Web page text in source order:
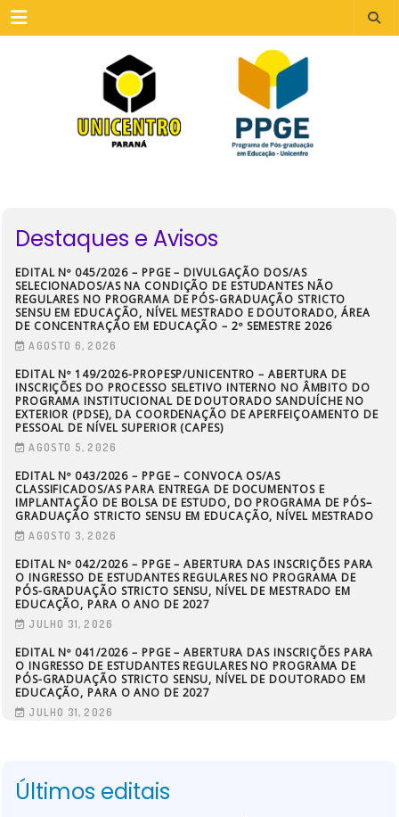
Menu
Destaques e Avisos
EDITAL Nº 045/2026 – PPGE – DIVULGAÇÃO DOS/AS
SELECIONADOS/AS NA CONDIÇÃO DE ESTUDANTES NÃO
REGULARES NO PROGRAMA DE PÓS-GRADUAÇÃO STRICTO
SENSU EM EDUCAÇÃO, NÍVEL MESTRADO E DOUTORADO, ÁREA
DE CONCENTRAÇÃO EM EDUCAÇÃO – 2º SEMESTRE 2026
AGOSTO 6, 2026
EDITAL Nº 149/2026-PROPESP/UNICENTRO – ABERTURA DE
INSCRIÇÕES DO PROCESSO SELETIVO INTERNO NO ÂMBITO DO
PROGRAMA INSTITUCIONAL DE DOUTORADO SANDUÍCHE NO
EXTERIOR (PDSE), DA COORDENAÇÃO DE APERFEIÇOAMENTO DE
PESSOAL DE NÍVEL SUPERIOR (CAPES)
AGOSTO 5, 2026
EDITAL Nº 043/2026 – PPGE – CONVOCA OS/AS
CLASSIFICADOS/AS PARA ENTREGA DE DOCUMENTOS E
IMPLANTAÇÃO DE BOLSA DE ESTUDO, DO PROGRAMA DE PÓS–
GRADUAÇÃO STRICTO SENSU EM EDUCAÇÃO, NÍVEL MESTRADO
AGOSTO 3, 2026
EDITAL Nº 042/2026 – PPGE – ABERTURA DAS INSCRIÇÕES PARA
O INGRESSO DE ESTUDANTES REGULARES NO PROGRAMA DE
PÓS-GRADUAÇÃO STRICTO SENSU, NÍVEL DE MESTRADO EM
EDUCAÇÃO, PARA O ANO DE 2027
JULHO 31, 2026
EDITAL Nº 041/2026 – PPGE – ABERTURA DAS INSCRIÇÕES PARA
O INGRESSO DE ESTUDANTES REGULARES NO PROGRAMA DE
PÓS-GRADUAÇÃO STRICTO SENSU, NÍVEL DE DOUTORADO EM
EDUCAÇÃO, PARA O ANO DE 2027
JULHO 31, 2026
Últimos editais